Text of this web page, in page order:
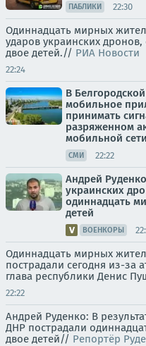
ПАБЛИКИ 22:30
Одиннадцать мирных
ударов украинских
двое детей.// РИА Новости
22:24
В
мобильное
принимать
разряженном
мобильной
СМИ 22:22
Андрей
украинских
одиннадцать
детей
ВОЕНКОРЫ
Одиннадцать мирных
пострадали сегодня из-за
глава республики Денис
22:22
Андрей Руденко: В
ДНР пострадали
двое детей// Репортёр